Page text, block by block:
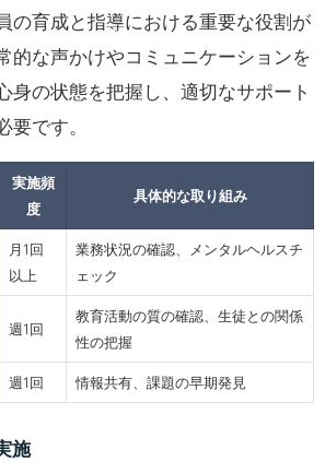
の育成と指導における重要な役割が
的な声かけやコミュニケーションを
身の状態を把握し、適切なサポート
要です。
実施頻
度
具体的な取り組み
月1回
以上
業務状況の確認、メンタルヘルスチ
ェック
週1回
教育活動の質の確認、生徒との関係
性の把握
週1回 情報共有、課題の早期発見
施